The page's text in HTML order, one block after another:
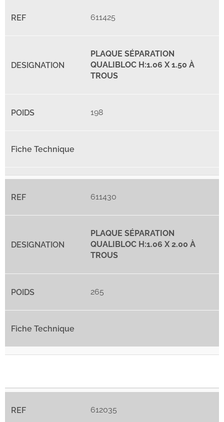
611425
PLAQUE SÉPARATION
QUALIBLOC H:1.06 X 1.50 À
TROUS
198
611430
PLAQUE SÉPARATION
QUALIBLOC H:1.06 X 2.00 À
TROUS
265
612035